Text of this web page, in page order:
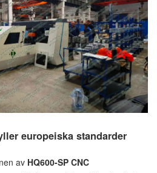
europeiska standarder
av HQ600-SP CNC